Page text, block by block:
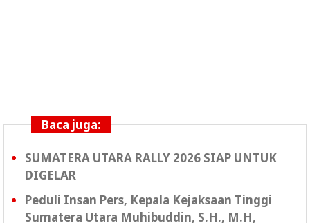
Baca juga:
SUMATERA UTARA RALLY 2026 SIAP UNTUK
DIGELAR
Peduli Insan Pers, Kepala Kejaksaan Tinggi
Sumatera Utara Muhibuddin, S.H., M.H,